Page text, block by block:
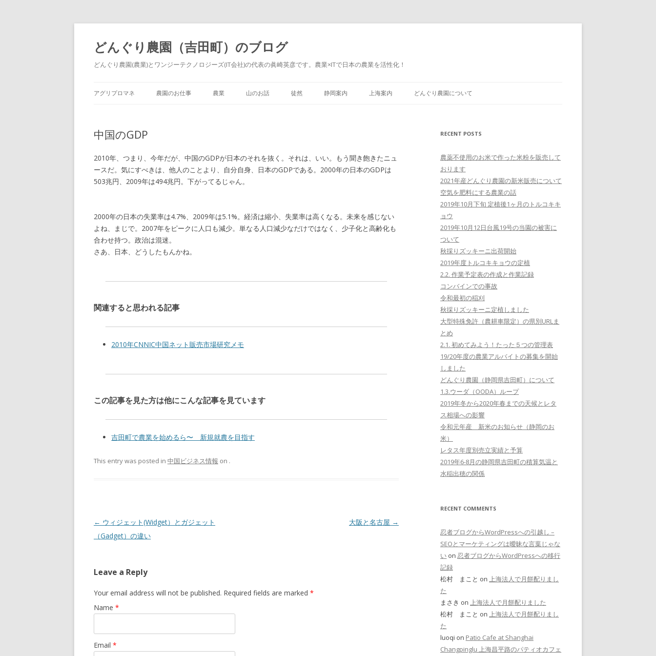
どんぐり農園（吉田町）のブログ
どんぐり農園(農業)とワンジーテクノロジーズ(IT会社)の代表の眞崎英彦です。農業×ITで日本の農業を活性化！
アグリプロマネ 農園のお仕事 農業 山のお話 徒然 静岡案内 上海案内 どんぐり農園について
中国のGDP
2010年、つまり、今年だが、中国のGDPが日本のそれを抜く。それは、いい。もう聞き飽きたニュ
ースだ。気にすべきは、他人のことより、自分自身、日本のGDPである。2000年の日本のGDPは
503兆円、2009年は494兆円。下がってるじゃん。
2000年の日本の失業率は4.7%、2009年は5.1%。経済は縮小、失業率は高くなる。未来を感じない
よね、まじで。2007年をピークに人口も減少。単なる人口減少なだけではなく、少子化と高齢化も
合わせ持つ。政治は混迷。
さあ、日本、どうしたもんかね。
関連すると思われる記事
2010年CNNIC中国ネット販売市場研究メモ
この記事を見た方は他にこんな記事を見ています
吉田町で農業を始めるら〜 新規就農を目指す
This entry was posted in 中国ビジネス情報 on .
Post navigation
← ウィジェット(Widget）とガジェット
（Gadget）の違い
大阪と名古屋 →
Leave a Reply
Your email address will not be published. Required fields are marked *
Name *
Email *
RECENT POSTS
農薬不使用のお米で作った米粉を販売して
おります
2021年産どんぐり農園の新米販売について
空気を肥料にする農業の話
2019年10月下旬 定植後1ヶ月のトルコキキ
ョウ
2019年10月12日台風19号の当園の被害に
ついて
秋採りズッキーニ出荷開始
2019年度トルコキキョウの定植
2.2. 作業予定表の作成と作業記録
コンバインでの事故
令和最初の稲刈
秋採りズッキーニ定植しました
大型特殊免許（農耕車限定）の県別URLま
とめ
2.1. 初めてみよう！たった５つの管理表
19/20年度の農業アルバイトの募集を開始
しました
どんぐり農園（静岡県吉田町）について
1.3.ウーダ（OODA）ループ
2019年冬から2020年春までの天候とレタ
ス相場への影響
令和元年産 新米のお知らせ（静岡のお
米）
レタス年度別売立実績と予算
2019年6-8月の静岡県吉田町の積算気温と
水稲出穂の関係
RECENT COMMENTS
忍者ブログからWordPressへの引越し –
SEOとマーケティングは曖昧な言葉じゃな
い on 忍者ブログからWordPressへの移行
記録
松村 まこと on 上海法人で月餅配りまし
た
まさき on 上海法人で月餅配りました
松村 まこと on 上海法人で月餅配りまし
た
luoqi on Patio Cafe at Shanghai
Changpinglu 上海昌平路のパティオカフェ